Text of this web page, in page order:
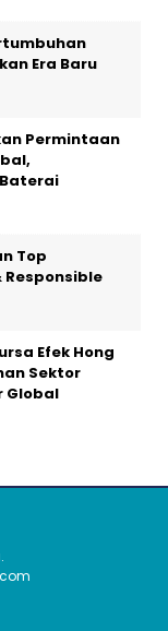
Era Baru
Permintaan
Top
Efek Hong
Sektor
Global